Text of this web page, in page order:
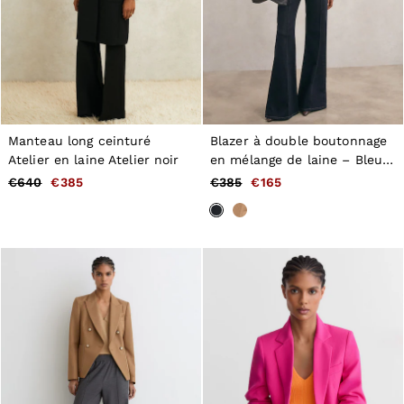
GIRLS'
Dresses
Coats & Jackets
Shorts & Skirts
Trousers & Joggers
Tops & T-Shirts
Knitwear
Sets & Outfits
Baby
98 - 134cm
134 - 158cm
Knitwear
Shirts
T-Shirts & Polo Shirts
Shorts
Sweats & Hoodies
Trousers & Joggers
98 - 134cm
134 - 158cm
158 - 164cm
Manteau long ceinturé
Atelier en laine Atelier noir
€640
€385
Blazer à double boutonnage
en mélange de laine – Bleu
marine
€385 €165